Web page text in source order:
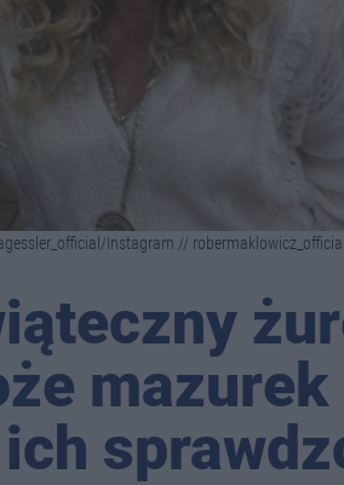
Instagram //
mazurek